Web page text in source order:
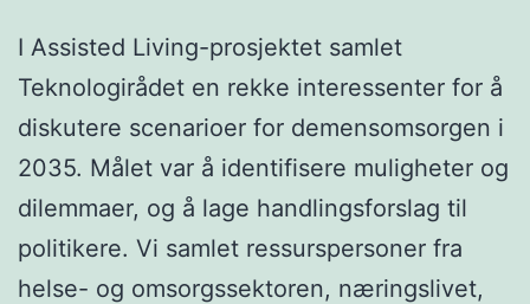
I Assisted Living-prosjektet samlet
Teknologirådet en rekke interessenter for å
diskutere scenarioer for demensomsorgen i
2035. Målet var å identifisere muligheter og
dilemmaer, og å lage handlingsforslag til
politikere. Vi samlet ressurspersoner fra
helse- og omsorgssektoren, næringslivet,